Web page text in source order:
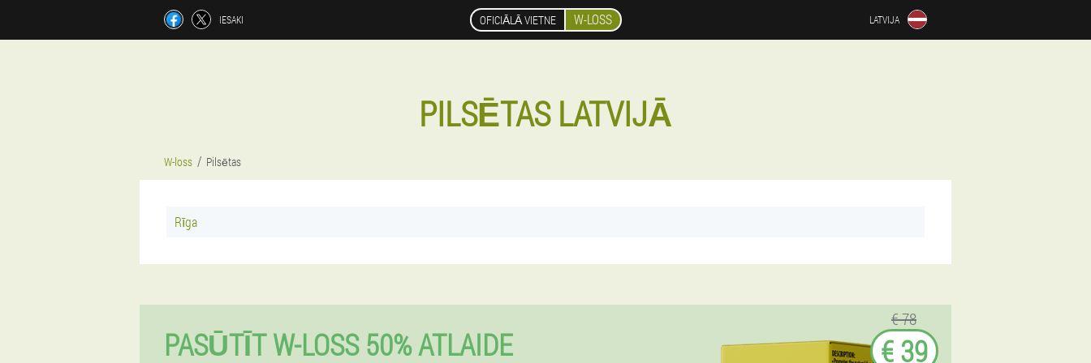
IESAKI OFICIĀLĀ VIETNE W-LOSS LATVIJA
PILSĒTAS LATVIJĀ
W-loss Pilsētas
Rīga
PASŪTĪT W-LOSS 50% ATLAIDE
€ 78
€ 39